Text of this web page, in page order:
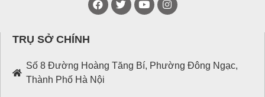
TRỤ SỞ CHÍNH
Số 8 Đường Hoàng Tăng Bí, Phường Đông Ngạc,
Thành Phố Hà Nội